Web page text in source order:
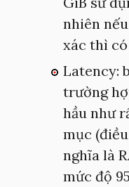
nhiên
xác thì
Latency:
trường
hầu như
mục
nghĩa là
mức độ